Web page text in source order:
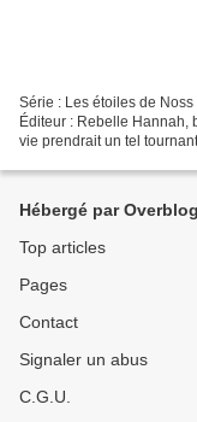
Série : Les étoiles de
Éditeur : Rebelle Hannah,
vie prendrait un tel
Hébergé par Overblog
Top articles
Pages
Contact
Signaler un abus
C.G.U.